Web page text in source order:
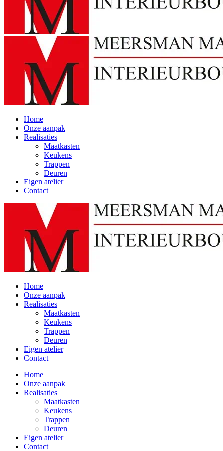
Home
Onze aanpak
Realisaties
Maatkasten
Keukens
Trappen
Deuren
Eigen atelier
Contact
Home
Onze aanpak
Realisaties
Maatkasten
Keukens
Trappen
Deuren
Eigen atelier
Contact
Home
Onze aanpak
Realisaties
Maatkasten
Keukens
Trappen
Deuren
Eigen atelier
Contact